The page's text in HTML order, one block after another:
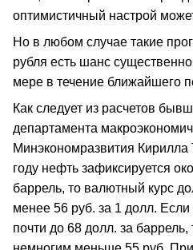
оптимистичный настрой
Но в любом случае такие
рубля есть шанс
мере в течение ближайшего
Как следует из расчетов
департамента
Минэкономразвития
году нефть зафиксируется
баррель, то валютный курс
менее 56 руб. за 1 долл. Если
почти до 68 долл. за